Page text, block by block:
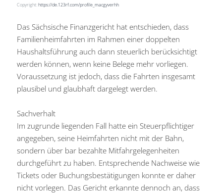
Copyright:https://de.123rf.com/profile_macgyverhh
Das Sächsische Finanzgericht hat entschieden, dass
Familienheimfahrten im Rahmen einer doppelten
Haushaltsführung auch dann steuerlich berücksichtigt
werden können, wenn keine Belege mehr vorliegen.
Voraussetzung ist jedoch, dass die Fahrten insgesamt
plausibel und glaubhaft dargelegt werden.
Sachverhalt
Im zugrunde liegenden Fall hatte ein Steuerpflichtiger
angegeben, seine Heimfahrten nicht mit der Bahn,
sondern über bar bezahlte Mitfahrgelegenheiten
durchgeführt zu haben. Entsprechende Nachweise wie
Tickets oder Buchungsbestätigungen konnte er daher
nicht vorlegen. Das Gericht erkannte dennoch an, dass